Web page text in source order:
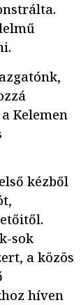
Kelemen
kézből
sok
a közös
híven